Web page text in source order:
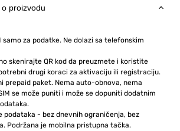
proizvodu
samo za podatke. Ne dolazi sa telefonskim
skenirajte QR kod da preuzmete i koristite
drugi koraci za aktivaciju ili registraciju.
prepaid paket. Nema auto-obnova, nema
se može puniti i može se dopuniti dodatnim
podataka - bez dnevnih ograničenja, bez
Podržana je mobilna pristupna tačka.